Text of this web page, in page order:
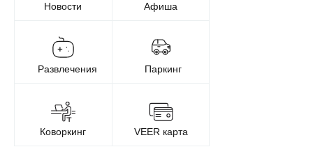
Новости
Паркинг
Афиша
Развлечения
VEER карта
Коворкинг